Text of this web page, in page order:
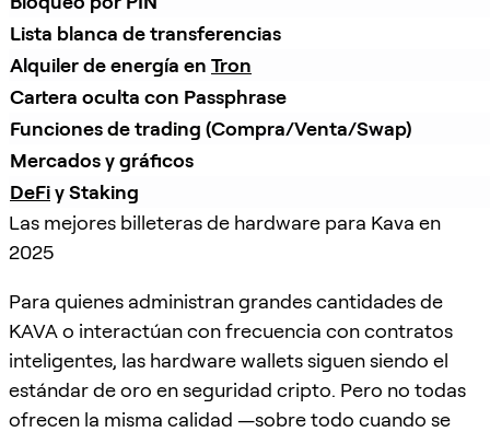
Lista blanca de transferencias
Alquiler de energía en Tron
Cartera oculta con Passphrase
Funciones de trading (Compra/Venta/Swap)
Mercados y gráficos
DeFi y Staking
Las mejores billeteras de hardware para Kava en
2025
Para quienes administran grandes cantidades de
KAVA o interactúan con frecuencia con contratos
inteligentes, las hardware wallets siguen siendo el
estándar de oro en seguridad cripto. Pero no todas
ofrecen la misma calidad —sobre todo cuando se